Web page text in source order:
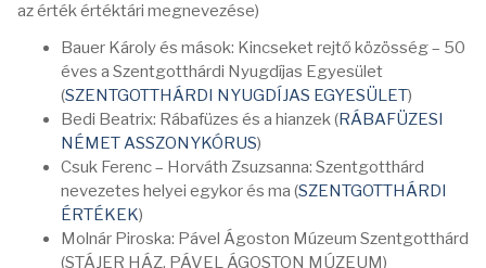
az érték értéktári megnevezése)
Bauer Károly és mások: Kincseket rejtő közösség – 50
éves a Szentgotthárdi Nyugdíjas Egyesület
(SZENTGOTTHÁRDI NYUGDÍJAS EGYESÜLET)
Bedi Beatrix: Rábafüzes és a hianzek (RÁBAFÜZESI
NÉMET ASSZONYKÓRUS)
Csuk Ferenc – Horváth Zsuzsanna: Szentgotthárd
nevezetes helyei egykor és ma (SZENTGOTTHÁRDI
ÉRTÉKEK)
Molnár Piroska: Pável Ágoston Múzeum Szentgotthárd
(STÁJER HÁZ. PÁVEL ÁGOSTON MÚZEUM)